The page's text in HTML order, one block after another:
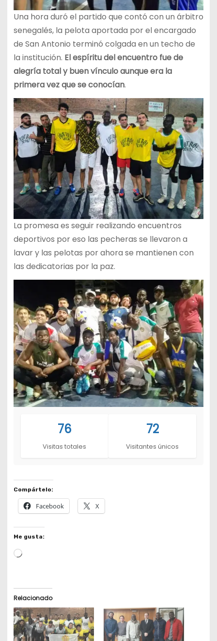
Una hora duró el partido que contó con un árbitro
senegalés, la pelota aportada por el encargado
de San Antonio terminó colgada en un techo de
la institución. El espíritu del encuentro fue de
alegría total y buen vínculo aunque era la
primera vez que se conocían.
La promesa es seguir realizando encuentros
deportivos por eso las pecheras se llevaron a
lavar y las pelotas por ahora se mantienen con
las dedicatorias por la paz.
76
Visitas totales
72
Visitantes únicos
Compártelo:
Facebook X
Me gusta:
L
d
i
n
g
Relacionado